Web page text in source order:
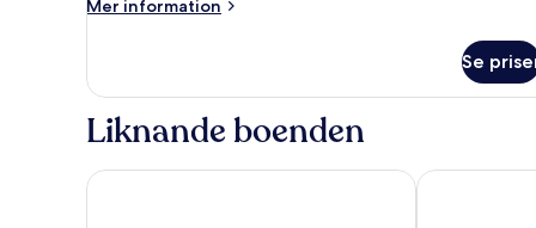
Mer information
Mer
dubbelrum
Se
Liknande boenden
The Municipal Hotel Liverpool - MGalleryMalmaison